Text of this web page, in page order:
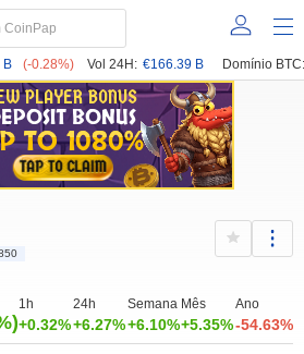
B (-0.28%) Vol 24H: €166.39 B Domínio BTC:
1h
+0.32%
24h
+6.27%
Semana
+6.10%
Mês
+5.35%
Ano
-54.63%